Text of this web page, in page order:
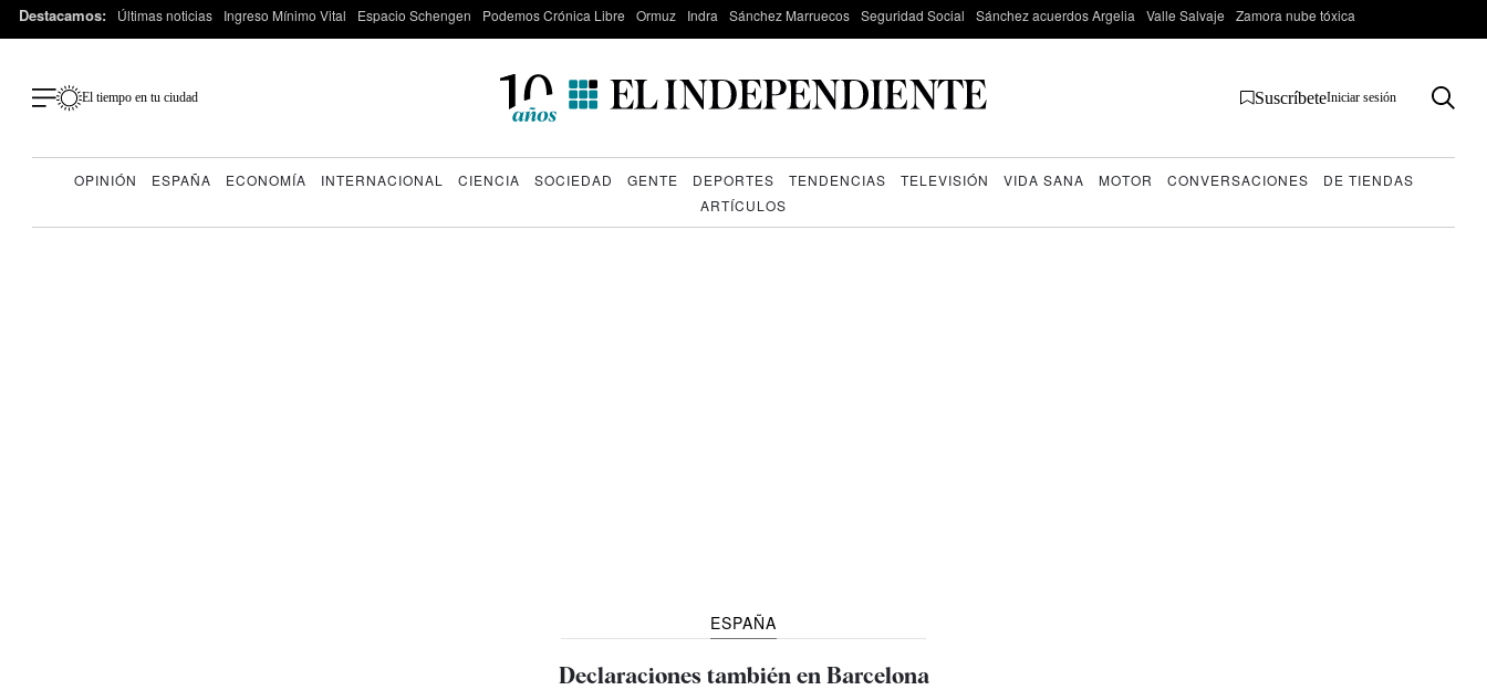
Destacamos: Últimas noticias Ingreso Mínimo Vital Espacio Schengen Podemos Crónica Libre Ormuz Indra Sánchez Marruecos Seguridad Social Sánchez acuerdos Argelia Valle Salvaje Zamora nube tóxica
El tiempo en tu ciudad SuscríbeteIniciar sesión
OPINIÓN ESPAÑA ECONOMÍA INTERNACIONAL CIENCIA SOCIEDAD GENTE DEPORTES TENDENCIAS TELEVISIÓN VIDA SANA MOTOR CONVERSACIONES
DE TIENDAS
ARTÍCULOS
ESPAÑA
Declaraciones también en Barcelona